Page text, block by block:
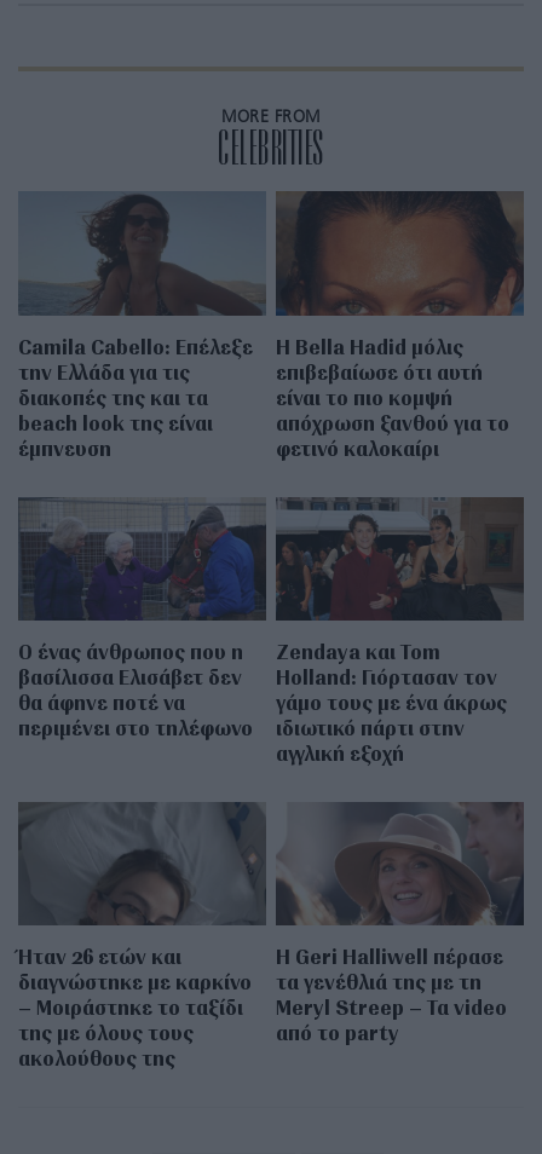
MORE FROM
CELEBRITIES
Camila Cabello: Επέλεξε
την Ελλάδα για τις
διακοπές της και τα
beach look της είναι
έμπνευση
Η Bella Hadid μόλις
επιβεβαίωσε ότι αυτή
είναι το πιο κομψή
απόχρωση ξανθού για το
φετινό καλοκαίρι
Ο ένας άνθρωπος που η
βασίλισσα Ελισάβετ δεν
θα άφηνε ποτέ να
περιμένει στο τηλέφωνο
Zendaya και Tom
Holland: Γιόρτασαν τον
γάμο τους με ένα άκρως
ιδιωτικό πάρτι στην
αγγλική εξοχή
Ήταν 26 ετών και
διαγνώστηκε με καρκίνο
– Μοιράστηκε το ταξίδι
της με όλους τους
ακολούθους της
Η Geri Halliwell πέρασε
τα γενέθλιά της με τη
Meryl Streep – Τα video
από το party